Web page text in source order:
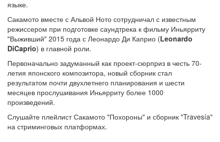
языке.
Сакамото вместе с Альвой Ното сотрудничал с известным
режиссером при подготовке саундтрека к фильму Иньярриту
"Выживший" 2015 года с Леонардо Ди Каприо (Leonardo
DiCaprio) в главной роли.
Первоначально задуманный как проект-сюрприз в честь 70-
летия японского композитора, новый сборник стал
результатом почти двухлетнего планирования и шести
месяцев прослушивания Иньярриту более 1000
произведений.
Слушайте плейлист Сакамото "Похороны" и сборник "Travesía"
на стриминговых платформах.